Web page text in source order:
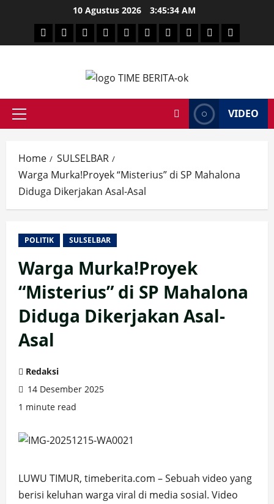
content
10 Agustus 2026 3:45:35 AM
HEADLINE
PARESULSELBAR
POLITIKHUKRIMNASIONAL
PENKESSPORTAINMENT
DUNIAMEDSOS
Primary
VIDEO
Home
SULSELBAR
Warga Murka!Proyek “Misterius” di SP Mahalona
Diduga Dikerjakan Asal-Asal
POLITIK SULSELBAR
Warga Murka!Proyek
“Misterius” di SP Mahalona
Diduga Dikerjakan Asal-
Asal
Redaksi
14 Desember 2025
1 minute read
LUWU TIMUR, timeberita.com – Sebuah video yang
berisi keluhan warga viral di media sosial. Video